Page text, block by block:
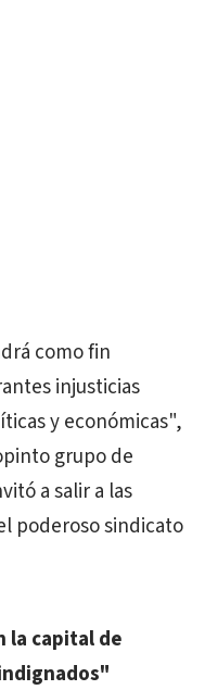
como fin
injusticias
y económicas",
grupo de
a salir a las
poderoso sindicato
la capital de